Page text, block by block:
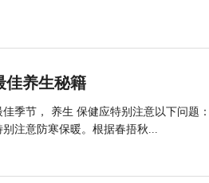
佳养生秘籍
季节， 养生 保健应特别注意以下问题
注意防寒保暖。根据春捂秋...